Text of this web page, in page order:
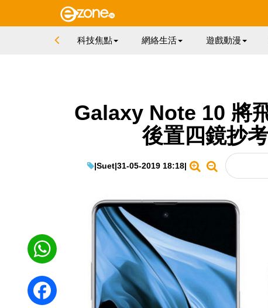
科技焦點 網絡生活 遊戲動漫
Galaxy Note 10 將
後置四鏡抄
|Suet|31-05-2019 18:18|
WhatsApp